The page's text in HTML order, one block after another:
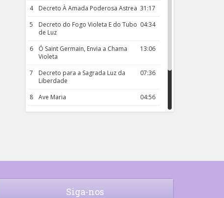
4
31:17
Decreto À Amada Poderosa Astrea
5
04:34
Decreto do Fogo Violeta E do Tubo
de Luz
6
13:06
Ó Saint Germain, Envia a Chama
Violeta
7
07:36
Decreto para a Sagrada Luz da
Liberdade
8
04:56
Ave Maria
9
18:00
Rosário da Criança
Siga-nos